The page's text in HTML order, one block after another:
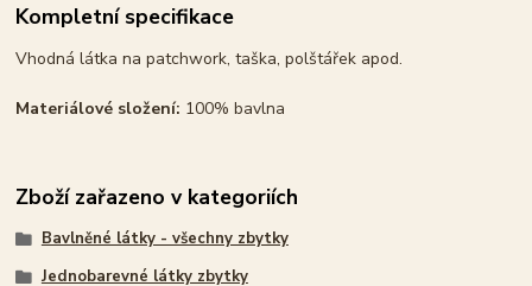
Kompletní specifikace
Vhodná látka na patchwork, taška, polštářek apod.
Materiálové složení: 100% bavlna
Zboží zařazeno v kategoriích
Bavlněné látky - všechny zbytky
Jednobarevné látky zbytky